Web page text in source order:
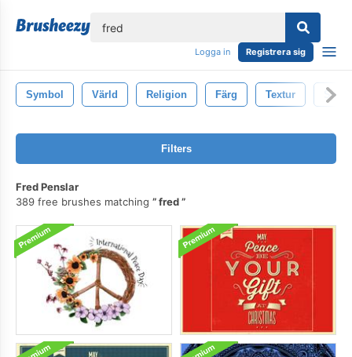
Logga in Registrera sig
Symbol Värld Religion Färg Textur
Filters
Fred Penslar
389 free brushes matching
fred